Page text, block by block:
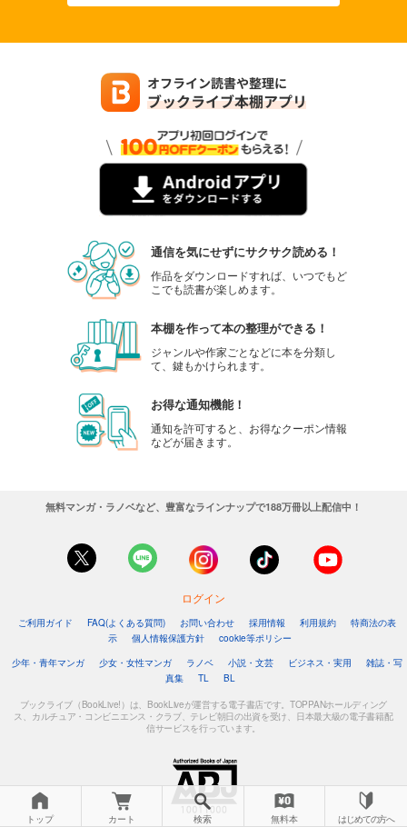
通信を気にせずにサクサク読める！
作品をダウンロードすれば、いつでもど
こでも読書が楽しめます。
本棚を作って本の整理ができる！
ジャンルや作家ごとなどに本を分類し
て、鍵もかけられます。
お得な通知機能！
通知を許可すると、お得なクーポン情報
などが届きます。
無料マンガ・ラノベなど、豊富なラインナップで188万冊以上配信中！
ログイン
ご利用ガイド FAQ(よくある質問) お問い合わせ 採用情報 利用規約
特商法の表
示
個人情報保護方針
cookie等ポリシー
少年・青年マンガ
少女・女性マンガ ラノベ 小説・文芸 ビジネス・実用
雑誌・写
真集
TL BL
ブックライブ（BookLive!）は、BookLiveが運営する電子書店です。TOPPANホールディング
ス、カルチュア・コンビニエンス・クラブ、テレビ朝日の出資を受け、日本最大級の電子書籍配
信サービスを行っています。
トップ カート 検索 無料本 はじめての方へ